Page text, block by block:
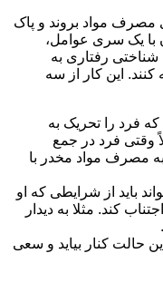
مواد بروند و پاک
با یک سری عوامل،
رفتاری به
کنند. این کار از سه
فرد را تحریک به
وقتی فرد در جمع
مصرف مواد مخدر با
باید از شرایطی که او
کند. مثلا به دیدار
حالت کنار بیاید و سعی